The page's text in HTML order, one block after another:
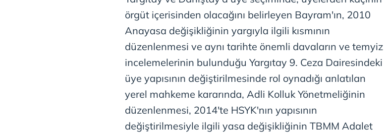
mevzuata uygun olarak kullanılan çerezlerle ilgili bilgi almak için lütfen
tıklayınız
örgüt içerisinden olacağını belirleyen Bayram'ın, 2010
Anayasa değişikliğinin yargıyla ilgili kısmının
düzenlenmesi ve aynı tarihte önemli davaların ve temyiz
incelemelerinin bulunduğu Yargıtay 9. Ceza Dairesindeki
üye yapısının değiştirilmesinde rol oynadığı anlatılan
yerel mahkeme kararında, Adli Kolluk Yönetmeliğinin
düzenlenmesi, 2014'te HSYK'nın yapısının
değiştirilmesiyle ilgili yasa değişikliğinin TBMM Adalet